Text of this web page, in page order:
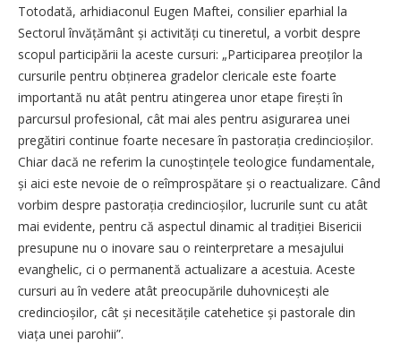
Totodată, arhidiaconul Eugen Maftei, consilier eparhial la
Sectorul învățământ și activități cu tineretul, a vorbit despre
scopul participării la aceste cursuri: „Participarea preoților la
cursurile pentru obținerea gradelor clericale este foarte
importantă nu atât pentru atingerea unor etape firești în
parcursul profesional, cât mai ales pentru asigurarea unei
pregătiri continue foarte necesare în pastorația credincioșilor.
Chiar dacă ne referim la cunoș­tințele teologice fundamentale,
și aici este nevoie de o reîmprospătare și o reactualizare. Când
vorbim despre pastorația credincioșilor, lucrurile sunt cu atât
mai evidente, pentru că aspectul dinamic al tradiției Bisericii
presupune nu o inovare sau o reinterpretare a mesajului
evanghelic, ci o permanentă actualizare a acestuia. Aceste
cursuri au în vedere atât preocupările duhovnicești ale
credincioșilor, cât și necesitățile catehetice și pastorale din
viața unei parohii”.